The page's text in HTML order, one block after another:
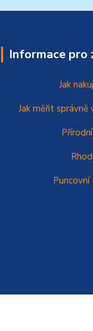
Informace pro
Jak
Jak měřit správně